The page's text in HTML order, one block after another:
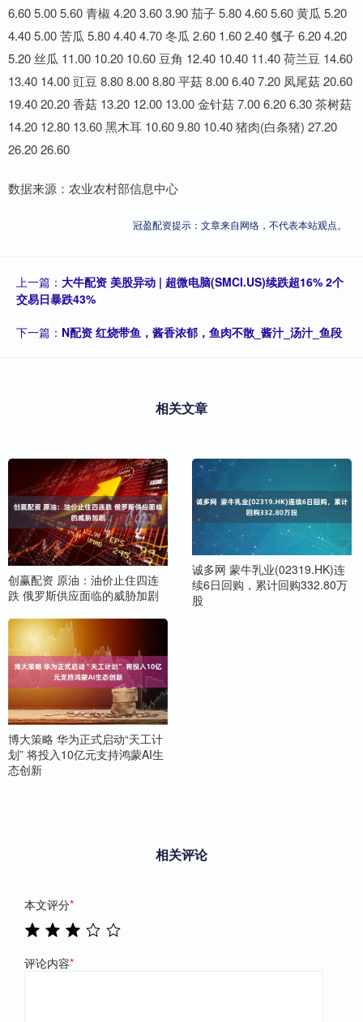
6.60 5.00 5.60 青椒 4.20 3.60 3.90 茄子 5.80 4.60 5.60 黄瓜 5.20
4.40 5.00 苦瓜 5.80 4.40 4.70 冬瓜 2.60 1.60 2.40 瓠子 6.20 4.20
5.20 丝瓜 11.00 10.20 10.60 豆角 12.40 10.40 11.40 荷兰豆 14.60
13.40 14.00 豇豆 8.80 8.00 8.80 平菇 8.00 6.40 7.20 凤尾菇 20.60
19.40 20.20 香菇 13.20 12.00 13.00 金针菇 7.00 6.20 6.30 茶树菇
14.20 12.80 13.60 黑木耳 10.60 9.80 10.40 猪肉(白条猪) 27.20
26.20 26.60
数据来源：农业农村部信息中心
冠盈配资提示：文章来自网络，不代表本站观点。
上一篇： 大牛配资 美股异动 | 超微电脑(SMCI.US)续跌超16% 2个
交易日暴跌43%
下一篇： N配资 红烧带鱼，酱香浓郁，鱼肉不散_酱汁_汤汁_鱼段
相关文章
创赢配资 原油：油价止住四连
跌 俄罗斯供应面临的威胁加剧
诚多网 蒙牛乳业(02319.HK)连
续6日回购，累计回购332.80万
股
博大策略 华为正式启动“天工计
划” 将投入10亿元支持鸿蒙AI生
态创新
相关评论
本文评分*
评论内容*